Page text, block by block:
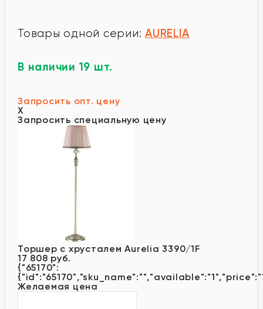
Товары одной серии: AURELIA
В наличии 19 шт.
Запросить опт. цену
X
Запросить специальную цену
Торшер с хрусталем Aurelia 3390/1F
17 808 руб.
{"65170":
Желаемая цена